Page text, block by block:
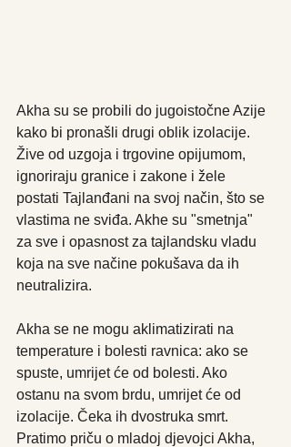
Akha su se probili do jugoistočne Azije
kako bi pronašli drugi oblik izolacije.
Žive od uzgoja i trgovine opijumom,
ignoriraju granice i zakone i žele
postati Tajlanđani na svoj način, što se
vlastima ne sviđa. Akhe su "smetnja"
za sve i opasnost za tajlandsku vladu
koja na sve načine pokušava da ih
neutralizira.
Akha se ne mogu aklimatizirati na
temperature i bolesti ravnica: ako se
spuste, umrijet će od bolesti. Ako
ostanu na svom brdu, umrijet će od
izolacije. Čeka ih dvostruka smrt.
Pratimo priču o mladoj djevojci Akha,